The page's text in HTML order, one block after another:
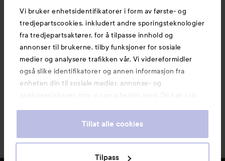
Vi bruker enhetsidentifikatorer i form av første- og
tredjepartscookies, inkludert andre sporingsteknologier
fra tredjepartsaktører, for å tilpasse innhold og
annonser til brukerne, tilby funksjoner for sosiale
medier og analysere trafikken vår. Vi videreformidler
også slike identifikatorer og annen informasjon fra
enheten din til sosiale medier, annonse- og
analyseselskaper som vi samarbeider med. De kan i sin
informasjon som du har oppgitt eller som de har samlet
våre cookies ved å fortsette å bruke nettsiden vår. For
informasjon om hvordan du kan endre innstillingene for
Tillat alle cookies
Tilpass
Også av interesse